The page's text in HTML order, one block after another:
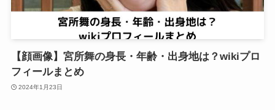
【顔画像】宮所舞の身長・年齢・出身地は？wikiプロ
フィールまとめ
2024年1月23日